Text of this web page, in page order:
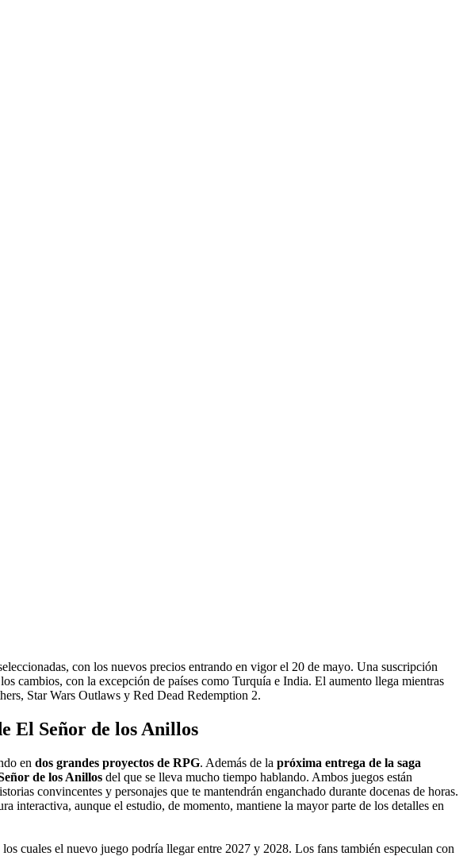
con los nuevos precios entrando en vigor el 20 de mayo. Una suscripción
cambios, con la excepción de países como Turquía e India. El aumento llega mientras
Star Wars Outlaws y Red Dead Redemption 2.
El Señor de los Anillos
en dos grandes proyectos de RPG. Además de la próxima entrega de la saga
de los Anillos del que se lleva mucho tiempo hablando. Ambos juegos están
convincentes y personajes que te mantendrán enganchado durante docenas de horas.
interactiva, aunque el estudio, de momento, mantiene la mayor parte de los detalles en
cuales el nuevo juego podría llegar entre 2027 y 2028. Los fans también especulan con